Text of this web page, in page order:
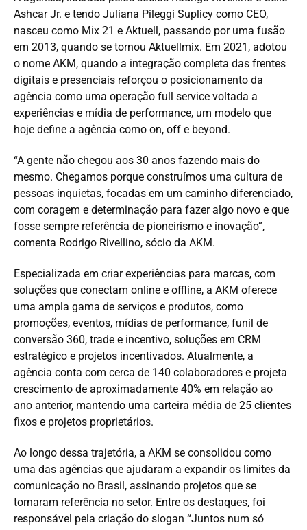
Ashcar Jr. e tendo Juliana Pileggi Suplicy como CEO,
nasceu como Mix 21 e Aktuell, passando por uma fusão
em 2013, quando se tornou Aktuellmix. Em 2021, adotou
o nome AKM, quando a integração completa das frentes
digitais e presenciais reforçou o posicionamento da
agência como uma operação full service voltada a
experiências e mídia de performance, um modelo que
hoje define a agência como on, off e beyond.
“A gente não chegou aos 30 anos fazendo mais do
mesmo. Chegamos porque construímos uma cultura de
pessoas inquietas, focadas em um caminho diferenciado,
com coragem e determinação para fazer algo novo e que
fosse sempre referência de pioneirismo e inovação”,
comenta Rodrigo Rivellino, sócio da AKM.
Especializada em criar experiências para marcas, com
soluções que conectam online e offline, a AKM oferece
uma ampla gama de serviços e produtos, como
promoções, eventos, mídias de performance, funil de
conversão 360, trade e incentivo, soluções em CRM
estratégico e projetos incentivados. Atualmente, a
agência conta com cerca de 140 colaboradores e projeta
crescimento de aproximadamente 40% em relação ao
ano anterior, mantendo uma carteira média de 25 clientes
fixos e projetos proprietários.
Ao longo dessa trajetória, a AKM se consolidou como
uma das agências que ajudaram a expandir os limites da
comunicação no Brasil, assinando projetos que se
tornaram referência no setor. Entre os destaques, foi
responsável pela criação do slogan “Juntos num só